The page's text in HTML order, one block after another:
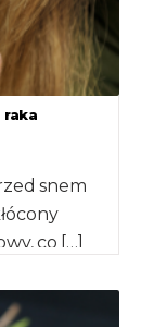
raka
snem
co […]